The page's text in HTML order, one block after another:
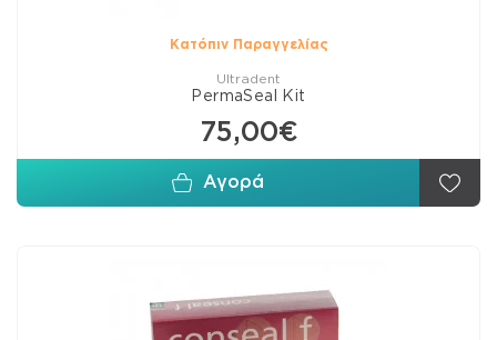
Κατόπιν Παραγγελίας
Ultradent
PermaSeal Kit
75,00€
Αγορά